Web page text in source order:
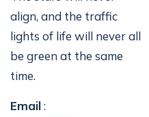
align, and the traffic
lights of life will never all
be green at the same
time.
Email: